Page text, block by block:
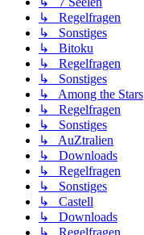
↳ Regelfragen
↳ Sonstiges
↳ Bitoku
↳ Regelfragen
↳ Sonstiges
↳ Among the Stars
↳ Regelfragen
↳ Sonstiges
↳ AuZtralien
↳ Downloads
↳ Regelfragen
↳ Sonstiges
↳ Castell
↳ Downloads